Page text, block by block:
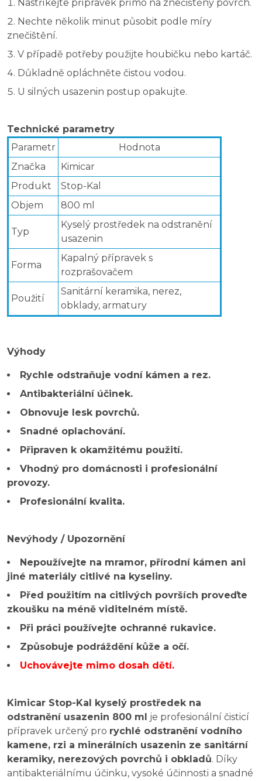
Nastříkejte přípravek přímo na znečištěný povrch.
Nechte několik minut působit podle míry
znečištění.
V případě potřeby použijte houbičku nebo kartáč.
Důkladně opláchněte čistou vodou.
U silných usazenin postup opakujte.
Technické parametry
Parametr
Hodnota
Značka
Kimicar
Produkt
Stop-Kal
Objem
800 ml
Typ
Kyselý prostředek na odstranění
usazenin
Forma
Kapalný přípravek s
rozprašovačem
Použití
Sanitární keramika, nerez,
obklady, armatury
Výhody
Rychle odstraňuje vodní kámen a rez.
Antibakteriální účinek.
Obnovuje lesk povrchů.
Snadné oplachování.
Připraven k okamžitému použití.
Vhodný pro domácnosti i profesionální
provozy.
Profesionální kvalita.
Nevýhody / Upozornění
Nepoužívejte na mramor, přírodní kámen ani
jiné materiály citlivé na kyseliny.
Před použitím na citlivých površích proveďte
zkoušku na méně viditelném místě.
Při práci používejte ochranné rukavice.
Způsobuje podráždění kůže a očí.
Uchovávejte mimo dosah dětí.
Kimicar Stop-Kal kyselý prostředek na
odstranění usazenin 800 ml je profesionální čisticí
přípravek určený pro rychlé odstranění vodního
kamene, rzi a minerálních usazenin ze sanitární
keramiky, nerezových povrchů i obkladů. Díky
antibakteriálnímu účinku, vysoké účinnosti a snadné